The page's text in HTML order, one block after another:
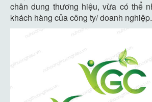
chân dung thương hiệu, vừa có thể
khách hàng của công ty/ doanh nghiệp.